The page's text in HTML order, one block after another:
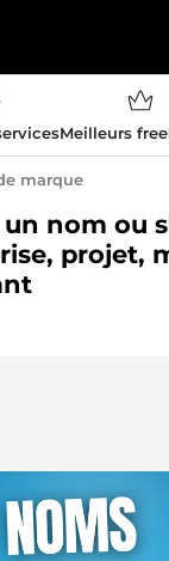
Meilleurs
marque
un nom ou
projet,